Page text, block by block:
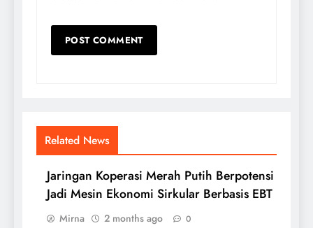
Related News
Jaringan Koperasi Merah Putih Berpotensi
Jadi Mesin Ekonomi Sirkular Berbasis EBT
Mirna 2 months ago 0